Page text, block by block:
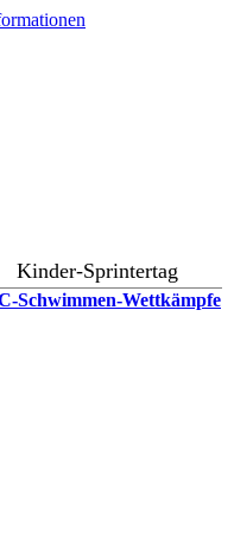
Kinder-Sprintertag
Schwimmen-Wettkämpfe